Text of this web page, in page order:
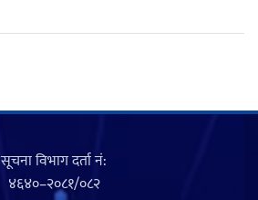
सूचना विभाग दर्ता नं‍:
४६४०–२०८१/०८२